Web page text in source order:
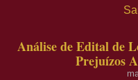
Análise de Edital de
Prejuízos